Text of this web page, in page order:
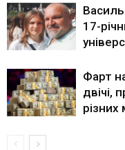
17-
Фарт
двічі,
різних